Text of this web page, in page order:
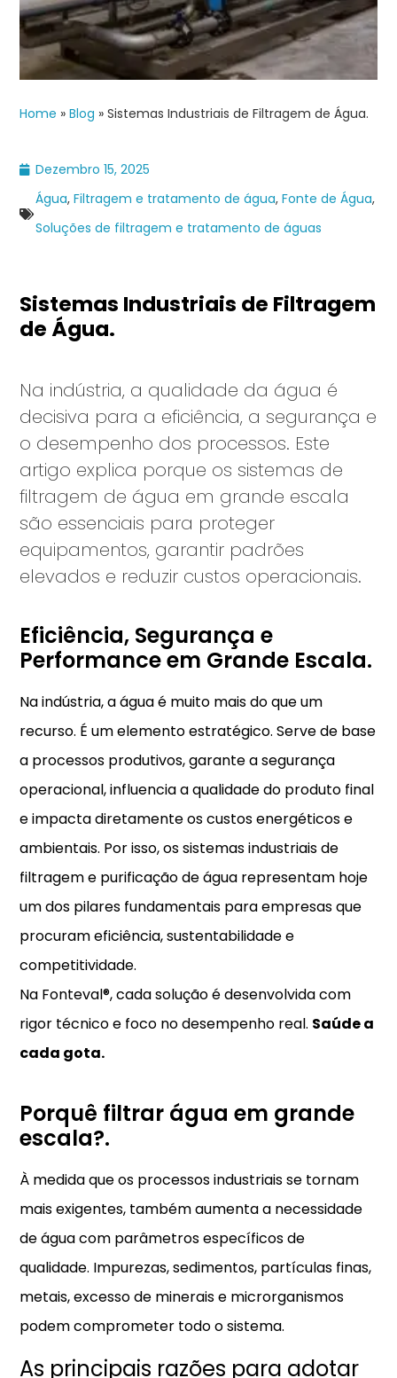
Home »Blog »Sistemas Industriais de Filtragem de Água.
Dezembro 15, 2025
Água,Filtragem e tratamento de água,Fonte de Água,
Soluções de filtragem e tratamento de águas
Sistemas Industriais de Filtragem
de Água.
Na indústria, a qualidade da água é
decisiva para a eficiência, a segurança e
o desempenho dos processos. Este
artigo explica porque os sistemas de
filtragem de água em grande escala
são essenciais para proteger
equipamentos, garantir padrões
elevados e reduzir custos operacionais.
Eficiência, Segurança e
Performance em Grande Escala.
Na indústria, a água é muito mais do que um
recurso. É um elemento estratégico. Serve de base
a processos produtivos, garante a segurança
operacional, influencia a qualidade do produto final
e impacta diretamente os custos energéticos e
ambientais. Por isso, os sistemas industriais de
filtragem e purificação de água representam hoje
um dos pilares fundamentais para empresas que
procuram eficiência, sustentabilidade e
competitividade.
Na Fonteval®, cada solução é desenvolvida com
rigor técnico e foco no desempenho real. Saúde a
cada gota.
Porquê filtrar água em grande
escala?.
À medida que os processos industriais se tornam
mais exigentes, também aumenta a necessidade
de água com parâmetros específicos de
qualidade. Impurezas, sedimentos, partículas finas,
metais, excesso de minerais e microrganismos
podem comprometer todo o sistema.
As principais razões para adotar